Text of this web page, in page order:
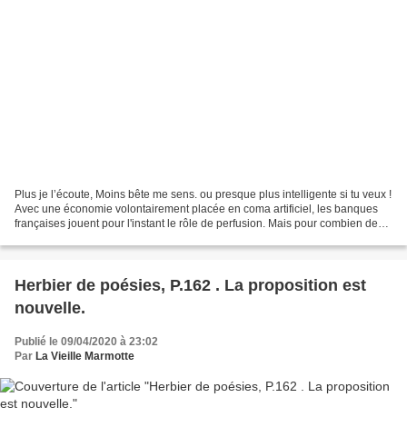
Plus je l’écoute, Moins bête me sens. ou presque plus intelligente si tu veux !
Avec une économie volontairement placée en coma artificiel, les banques
françaises jouent pour l'instant le rôle de perfusion. Mais pour combien de
Herbier de poésies, P.162 . La proposition est
nouvelle.
Publié le 09/04/2020 à 23:02
Par La Vieille Marmotte